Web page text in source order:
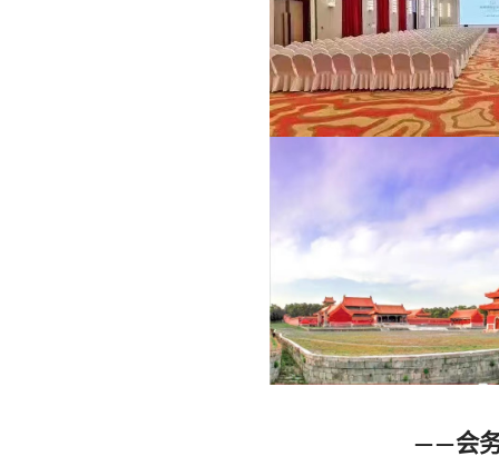
——会